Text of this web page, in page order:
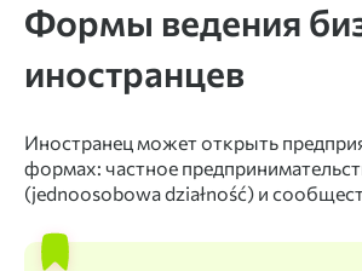
Формы ведения
иностранцев
Иностранец может открыть
формах: частное
(jednoosobowa działność) и